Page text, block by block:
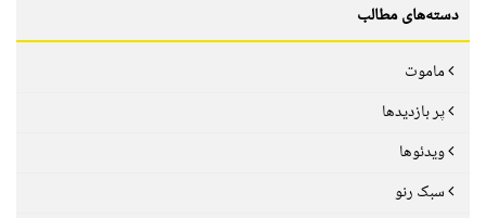
دسته‌های مطالب
ماموت
پر بازدیدها
ویدئوها
سبک رنو